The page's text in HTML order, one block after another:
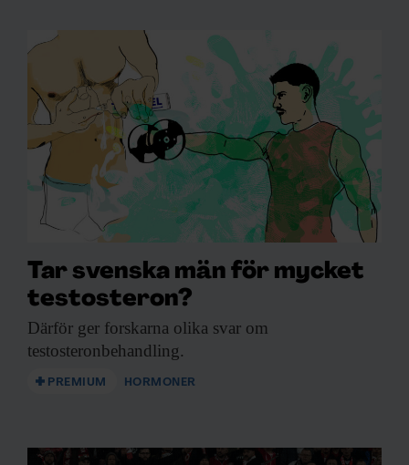
Tar svenska män för mycket
testosteron?
Därför ger forskarna olika svar om
testosteronbehandling.
PREMIUM HORMONER